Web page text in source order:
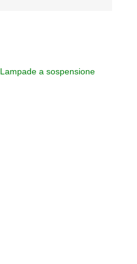
Lampade a sospensione